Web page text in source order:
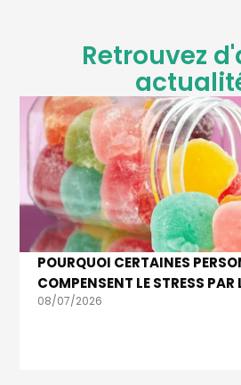
Retrouvez
POURQUOI CERTAINES
COMPENSENT LE STRESS PAR
08/07/2026